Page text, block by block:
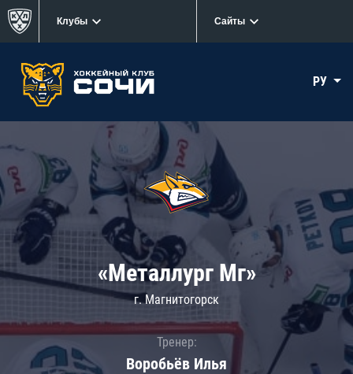
Клубы Сайты
РУ
«Металлург Мг»
г. Магнитогорск
Тренер:
Воробьёв Илья